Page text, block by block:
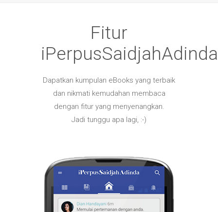
Fitur
iPerpusSaidjahAdinda
Dapatkan kumpulan eBooks yang terbaik
dan nikmati kemudahan membaca
dengan fitur yang menyenangkan.
Jadi tunggu apa lagi, :-)